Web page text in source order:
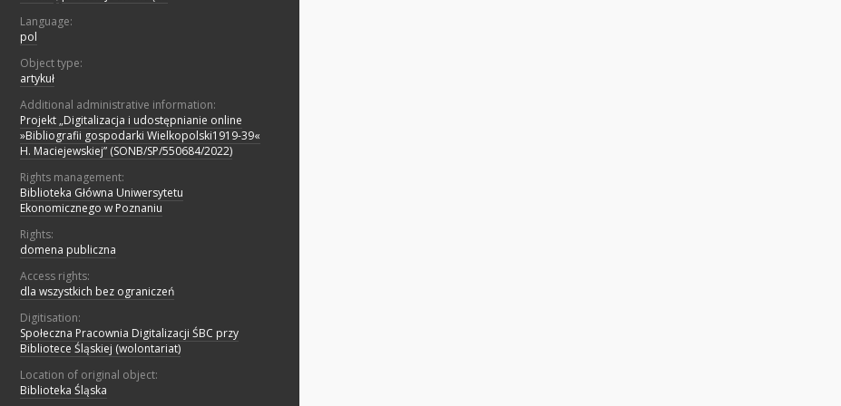
Language:
pol
Object type:
artykuł
Additional administrative information:
Projekt „Digitalizacja i udostępnianie online
»Bibliografii gospodarki Wielkopolski1919-39«
H. Maciejewskiej” (SONB/SP/550684/2022)
Rights management:
Biblioteka Główna Uniwersytetu
Ekonomicznego w Poznaniu
Rights:
domena publiczna
Access rights:
dla wszystkich bez ograniczeń
Digitisation:
Społeczna Pracownia Digitalizacji ŚBC przy
Bibliotece Śląskiej (wolontariat)
Location of original object:
Biblioteka Śląska